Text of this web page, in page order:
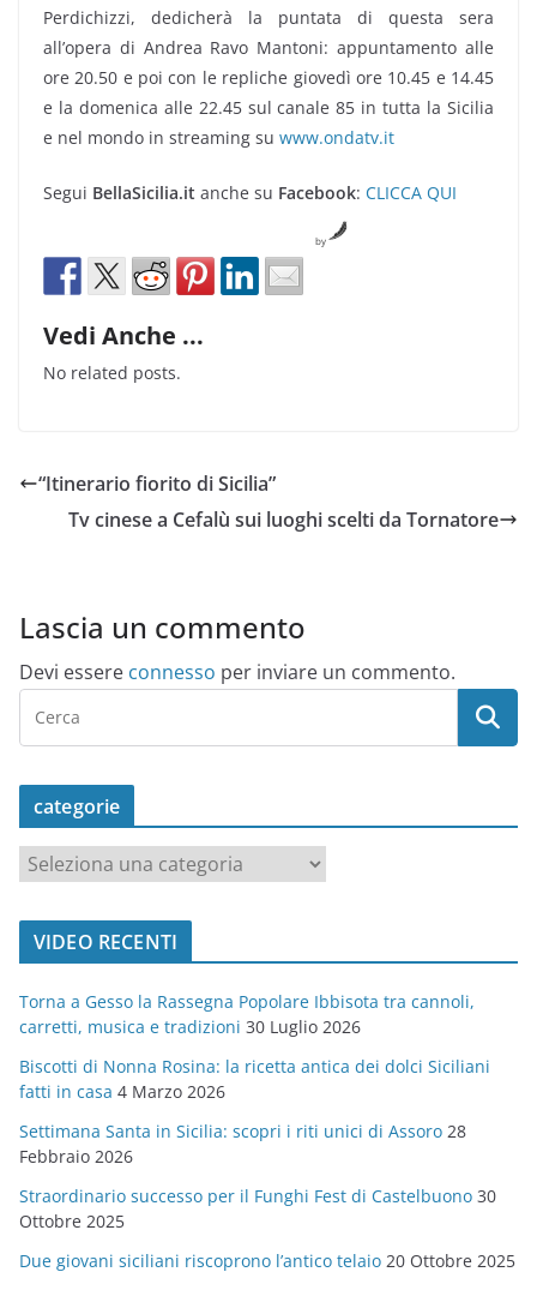
Perdichizzi, dedicherà la puntata di questa sera
all’opera di Andrea Ravo Mantoni: appuntamento alle
ore 20.50 e poi con le repliche giovedì ore 10.45 e 14.45
e la domenica alle 22.45 sul canale 85 in tutta la Sicilia
e nel mondo in streaming su www.ondatv.it
Segui BellaSicilia.it anche su Facebook: CLICCA QUI
by
Vedi Anche ...
No related posts.
“Itinerario fiorito di Sicilia”
Tv cinese a Cefalù sui luoghi scelti da Tornatore
Lascia un commento
Devi essere connesso per inviare un commento.
categorie
a
t
o
r
i
e
VIDEO RECENTI
Torna a Gesso la Rassegna Popolare Ibbisota tra cannoli,
carretti, musica e tradizioni 30 Luglio 2026
Biscotti di Nonna Rosina: la ricetta antica dei dolci Siciliani
fatti in casa 4 Marzo 2026
Settimana Santa in Sicilia: scopri i riti unici di Assoro 28
Febbraio 2026
Straordinario successo per il Funghi Fest di Castelbuono 30
Ottobre 2025
Due giovani siciliani riscoprono l’antico telaio 20 Ottobre 2025